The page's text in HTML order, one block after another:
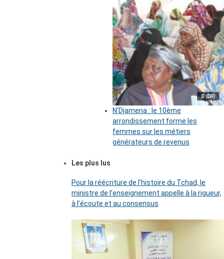
© (DR)
N’Djamena : le 10ème
arrondissement forme les
femmes sur les métiers
générateurs de revenus
Les plus lus
Pour la réécriture de l’histoire du Tchad, le
ministre de l’enseignement appelle à la rigueur,
à l’écoute et au consensus